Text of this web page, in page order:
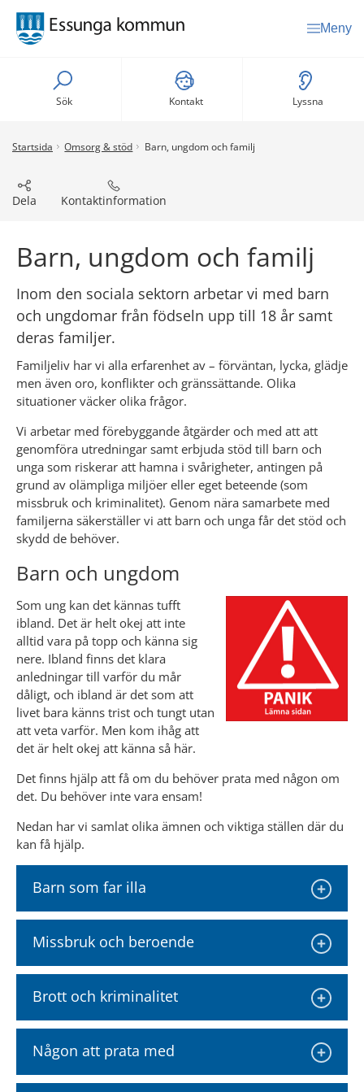
Meny
Sök Kontakt Lyssna
Startsida Omsorg & stöd Barn, ungdom och familj
Dela Kontaktinformation
Barn, ungdom och familj
Inom den sociala sektorn arbetar vi med barn
och ungdomar från födseln upp till 18 år samt
deras familjer.
Familjeliv har vi alla erfarenhet av – förväntan, lycka, glädje
men även oro, konflikter och gränssättande. Olika
situationer väcker olika frågor.
Vi arbetar med förebyggande åtgärder och med att att
genomföra utredningar samt erbjuda stöd till barn och
unga som riskerar att hamna i svårigheter, antingen på
grund av olämpliga miljöer eller eget beteende (som
missbruk och kriminalitet). Genom nära samarbete med
familjerna säkerställer vi att barn och unga får det stöd och
skydd de behöver.
Barn och ungdom
Som ung kan det kännas tufft
ibland. Det är helt okej att inte
alltid vara på topp och känna sig
nere. Ibland finns det klara
anledningar till varför du mår
dåligt, och ibland är det som att
livet bara känns trist och tungt utan
att veta varför. Men kom ihåg att
det är helt okej att känna så här.
Det finns hjälp att få om du behöver prata med någon om
det. Du behöver inte vara ensam!
Nedan har vi samlat olika ämnen och viktiga ställen där du
kan få hjälp.
Barn som far illa
Missbruk och beroende
Brott och kriminalitet
Någon att prata med